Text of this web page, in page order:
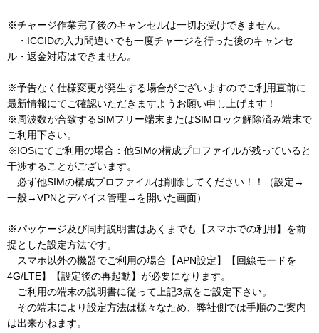
※チャージ作業完了後のキャンセルは一切お受けできません。
・ICCIDの入力間違いでも一度チャージを行った後のキャンセ
ル・返金対応はできません。
※予告なく仕様変更が発生する場合がございますのでご利用直前に
最新情報にてご確認いただきますようお願い申し上げます！
※周波数が合致するSIMフリー端末またはSIMロック解除済み端末で
ご利用下さい。
※IOSにてご利用の場合：他SIMの構成プロファイルが残っていると
干渉することがございます。
必ず他SIMの構成プロファイルは削除してください！！（設定→
一般→VPNとデバイス管理→を開いた画面）
※パッケージ及び同封説明書はあくまでも【スマホでの利用】を前
提とした設定方法です。
スマホ以外の機器でご利用の場合【APN設定】【回線モードを
4G/LTE】【設定後の再起動】が必要になります。
ご利用の端末の説明書に従って上記3点をご設定下さい。
その端末により設定方法は様々なため、弊社側では手順のご案内
は出来かねます。